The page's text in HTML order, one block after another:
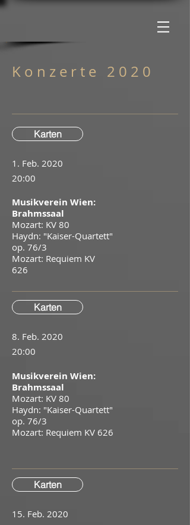
K o n z e r t e 2 0 2 0
Karten
1. Feb. 2020
20:00
Musikverein Wien:
Brahmssaal
Mozart: KV 80
Haydn: "Kaiser-Quartett"
op. 76/3
Mozart: Requiem KV
626
Karten
8. Feb. 2020
20:00
Musikverein Wien:
Brahmssaal
Mozart: KV 80
Haydn: "Kaiser-Quartett"
op. 76/3
Mozart: Requiem KV 626
Karten
15. Feb. 2020